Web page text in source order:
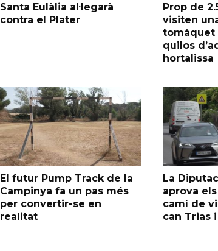
Santa Eulàlia al·legarà
contra el Plater
Prop de
visiten
tomàquet
quilos
hortalissa
El futur Pump Track de la
Campinya fa un pas més
per convertir-se en
realitat
La
aprova
camí de
can Trias